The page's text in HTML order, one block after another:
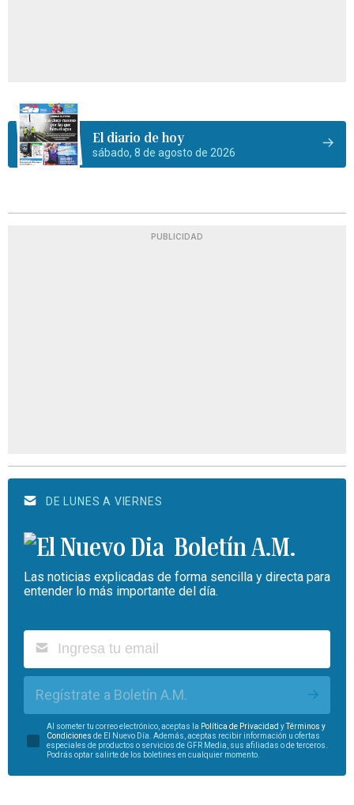
El diario de hoy
sábado, 8 de agosto de 2026
PUBLICIDAD
DE LUNES A VIERNES
Boletín A.M.
Las noticias explicadas de forma sencilla y directa para
entender lo más importante del día.
Regístrate a Boletín A.M.
Al someter tu correo electrónico, aceptas la Política de Privacidad yTérminos y
Condiciones de El Nuevo Día. Además, aceptas recibir información u ofertas
especiales de productos o servicios de GFR Media, sus afiliadas o de terceros.
Podrás optar salirte de los boletines en cualquier momento.